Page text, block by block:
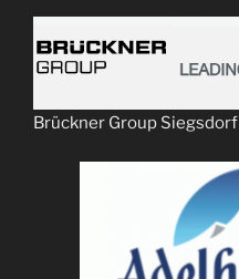
Brückner Group Siegsdorf